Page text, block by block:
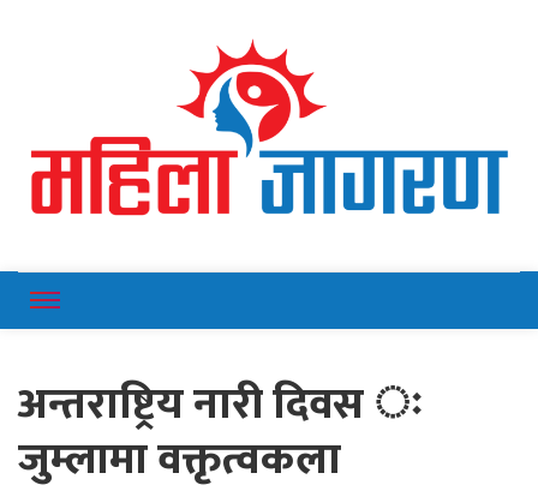
Mahilajagaran
अन्तराष्ट्रिय नारी दिवस ः
जुम्लामा वक्तृत्वकला